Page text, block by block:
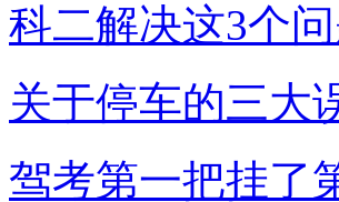
科二解决这3个
关于停车的三大
驾考第一把挂了